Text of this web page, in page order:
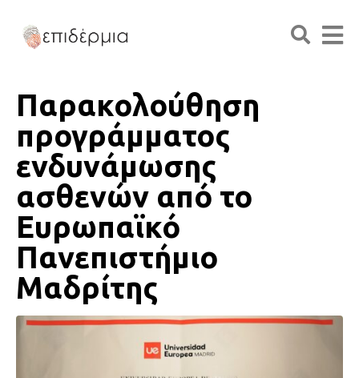
Παρακολούθηση
προγράμματος
ενδυνάμωσης
ασθενών από το
Ευρωπαϊκό
Πανεπιστήμιο
Μαδρίτης